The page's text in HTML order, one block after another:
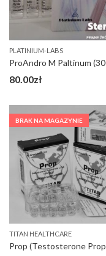
PLATINIUM-LABS
80.00zł
BRAK NA MAGAZYNIE
TITAN HEALTHCARE